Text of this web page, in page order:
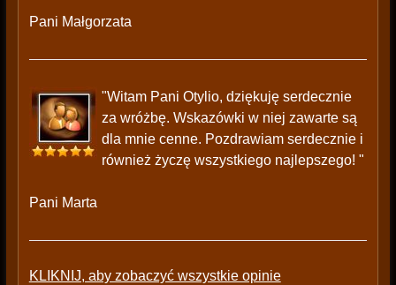
Pani Małgorzata
"Witam Pani Otylio, dziękuję serdecznie
za wróżbę. Wskazówki w niej zawarte są
dla mnie cenne. Pozdrawiam serdecznie i
również życzę wszystkiego najlepszego! "
Pani Marta
KLIKNIJ, aby zobaczyć wszystkie opinie